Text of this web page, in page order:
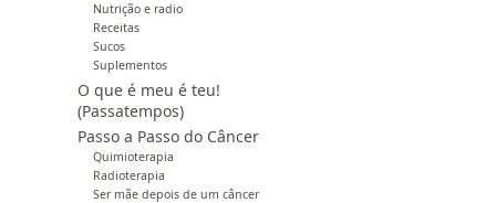
Nutrição e radio
Receitas
Sucos
Suplementos
O que é meu é teu!
(Passatempos)
Passo a Passo do Câncer
Quimioterapia
Radioterapia
Ser mãe depois de um câncer